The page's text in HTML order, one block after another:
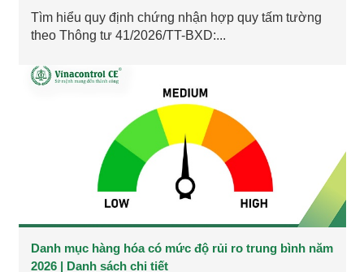
Tìm hiểu quy định chứng nhận hợp quy tấm tường
theo Thông tư 41/2026/TT-BXD:...
Danh mục hàng hóa có mức độ rủi ro trung bình năm
2026 | Danh sách chi tiết